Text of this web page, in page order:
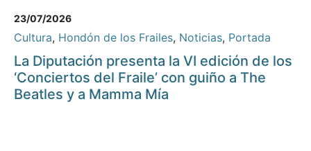
23/07/2026
Cultura, Hondón de los Frailes, Noticias, Portada
La Diputación presenta la VI edición de los
‘Conciertos del Fraile’ con guiño a The
Beatles y a Mamma Mía